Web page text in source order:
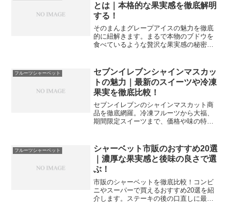
とは｜本格的な果実感を徹底解明
する！
そのまんまグレープアイスの魅力を徹底
的に紐解きます。まるで本物のブドウを
食べているような贅沢な果実感の秘密
用法や、カロリー情報、見つけやすい販
売店の傾向まで網羅しました。最高のア
イス体験を求める方は、ぜひこの記事を
参考にしてください。
フルーツシャーベット
セブンイレブンシャインマスカッ
トの魅力｜最新のスイーツや冷凍
果実を徹底比較！
セブンイレブンのシャインマスカット商
品を徹底網羅。冷凍フルーツから大福、
期間限定スイーツまで、価格や味の特
や、ステーキなどの食事との相性も提
案。旬を逃さず最高のマスカット体験を
楽しみたい方は必見の内容です。
フルーツシャーベット
シャーベット市販のおすすめ20選
｜濃厚な果実感と後味の良さで選
ぶ！
市販のシャーベットを徹底比較！コンビ
ニやスーパーで買えるおすすめ20選を紹
介します。ステーキの後の口直しに最適